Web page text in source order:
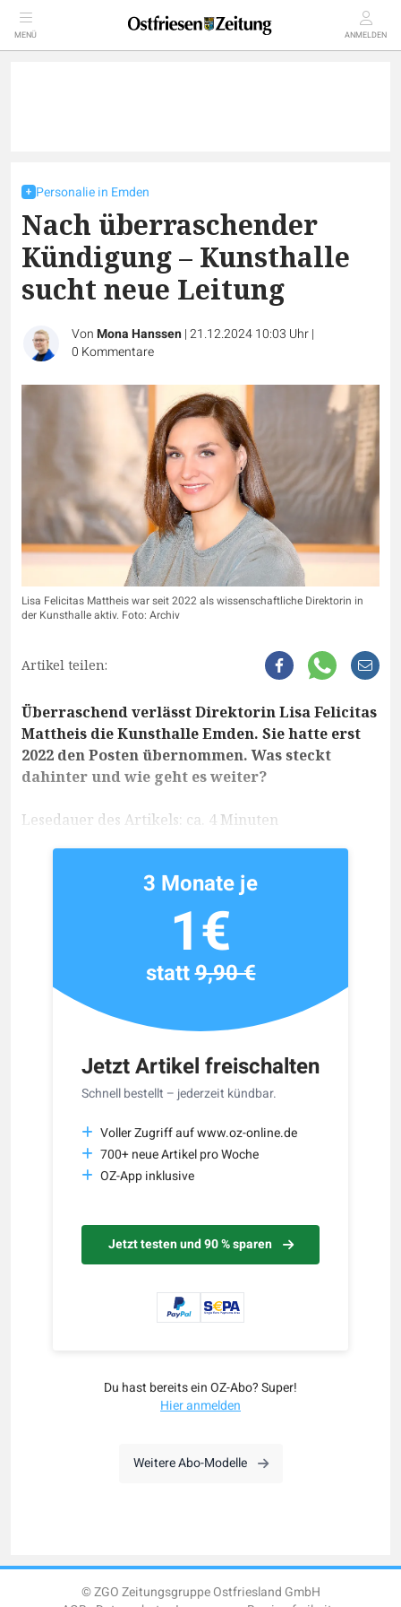
MENÜ ANMELDEN
Personalie in Emden
Nach überraschender
Kündigung – Kunsthalle
sucht neue Leitung
VonMona Hanssen|21.12.2024 10:03 Uhr|
0 Kommentare
Lisa Felicitas Mattheis war seit 2022 als wissenschaftliche Direktorin in
der Kunsthalle aktiv. Foto: Archiv
Artikel teilen:
Überraschend verlässt Direktorin Lisa Felicitas
Mattheis die Kunsthalle Emden. Sie hatte erst
2022 den Posten übernommen. Was steckt
dahinter und wie geht es weiter?
Lesedauer des Artikels: ca. 4 Minuten
Jetzt Artikel freischalten
Schnell bestellt – jederzeit kündbar.
Voller Zugriff auf www.oz-online.de
700+ neue Artikel pro Woche
OZ-App inklusive
Jetzt testen und 90 % sparen
3 Monate je
1€
statt9,90 €
Du hast bereits ein OZ-Abo? Super!
Hier anmelden
Weitere Abo-Modelle
© ZGO Zeitungsgruppe Ostfriesland GmbH